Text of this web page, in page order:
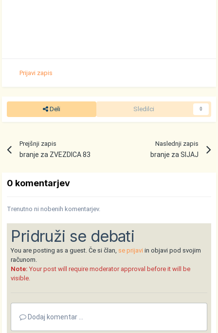
Prijavi zapis
Deli Sledilci 0
Prejšnji zapis
branje za ZVEZDICA 83
Naslednji zapis
branje za SIJAJ
0 komentarjev
Trenutno ni nobenih komentarjev.
Pridruži se debati
You are posting as a guest. Če si član, se prijavi in objavi pod svojim
računom.
Note: Your post will require moderator approval before it will be
visible.
Dodaj komentar ...